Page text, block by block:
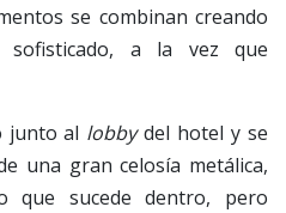
se combinan creando
a la vez que
junto al lobbydel hotel y se
una gran celosía metálica,
que sucede dentro, pero